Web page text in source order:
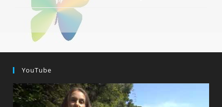
zuletzt
geändert
am:
YouTube